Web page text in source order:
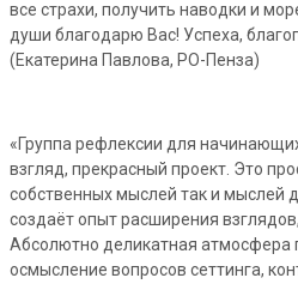
все страхи, получить наводки и
души благодарю Вас! Успеха,
(Екатерина Павлова, РО-Пенза)
«Группа рефлексии для
взгляд, прекрасный проект. Это
собственных мыслей так и мыслей
создаёт опыт расширения
Абсолютно деликатная атмосфера
осмысление вопросов сеттинга,